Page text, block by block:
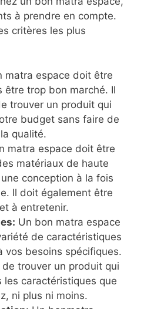
à prendre en compte.
critères les plus
matra espace doit être
être trop bon marché. Il
trouver un produit qui
budget sans faire de
qualité.
matra espace doit être
matériaux de haute
conception à la fois
Il doit également être
à entretenir.
Un bon matra espace
de caractéristiques
vos besoins spécifiques.
trouver un produit qui
les caractéristiques que
ni plus ni moins.